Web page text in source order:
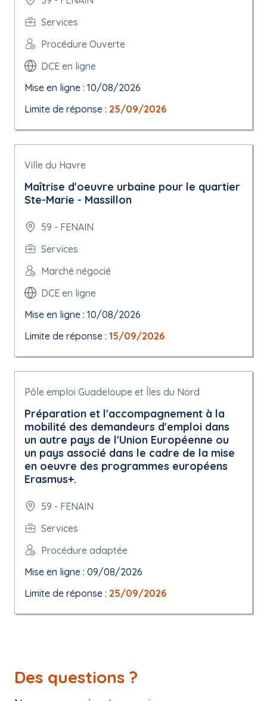
Services
Procédure Ouverte
DCE en ligne
Mise en ligne : 10/08/2026
Limite de réponse : 25/09/2026
Ville du Havre
Maîtrise d'oeuvre urbaine pour le quartier
Ste-Marie - Massillon
59 - FENAIN
Services
Marché négocié
DCE en ligne
Mise en ligne : 10/08/2026
Limite de réponse : 15/09/2026
Pôle emploi Guadeloupe et Îles du Nord
Préparation et l'accompagnement à la
mobilité des demandeurs d'emploi dans
un autre pays de l'Union Européenne ou
un pays associé dans le cadre de la mise
en oeuvre des programmes européens
Erasmus+.
59 - FENAIN
Services
Procédure adaptée
Mise en ligne : 09/08/2026
Limite de réponse : 25/09/2026
Des questions ?